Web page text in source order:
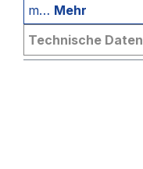
m… Mehr
Technische Daten